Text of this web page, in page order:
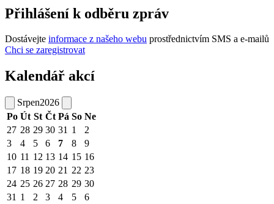
Přihlášení k odběru zpráv
Dostávejte informace z našeho webu prostřednictvím SMS a e-mailů
Chci se zaregistrovat
Kalendář akcí
Srpen2026
Po Út St Čt Pá So Ne
27 28 29 30 31 1
2
3
4 5 6 7 8
9
10 11 12 13 14 15 16
17 18 19 20 21 22 23
24 25 26 27 28 29 30
31 1 2 3 4 5 6